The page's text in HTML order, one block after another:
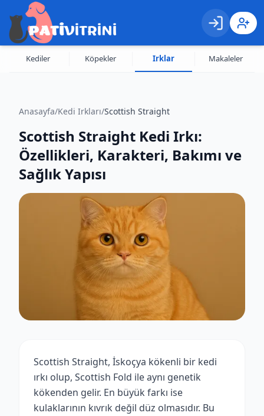
Giriş Kayıt
Kediler Köpekler Irklar Makaleler
Anasayfa/Kedi Irkları/Scottish Straight
Scottish Straight Kedi Irkı:
Özellikleri, Karakteri, Bakımı ve
Sağlık Yapısı
Scottish Straight, İskoçya kökenli bir kedi
ırkı olup, Scottish Fold ile aynı genetik
kökenden gelir. En büyük farkı ise
kulaklarının kıvrık değil düz olmasıdır. Bu